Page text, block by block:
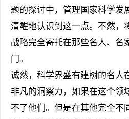
题的探讨中，管理国家科学发
清醒地认识到这一点。不然，
战略完全寄托在那些名人、名
门。
诚然，科学界盛有建树的名人
非凡的洞察力，如果在这个领
不了他们。但是在其他完全不